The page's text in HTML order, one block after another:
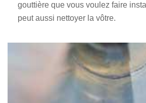
gouttière que vous voulez faire
peut aussi nettoyer la vôtre.